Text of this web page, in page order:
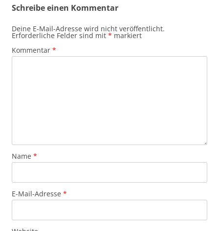
Schreibe einen Kommentar
Deine E-Mail-Adresse wird nicht veröffentlicht.
Erforderliche Felder sind mit * markiert
Kommentar *
Name *
E-Mail-Adresse *